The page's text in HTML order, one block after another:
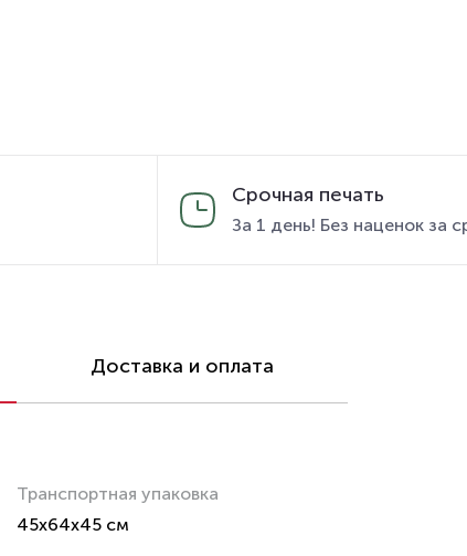
Срочная печать
За 1 день! Без наценок за
Доставка и оплата
Транспортная упаковка
45x64x45 см